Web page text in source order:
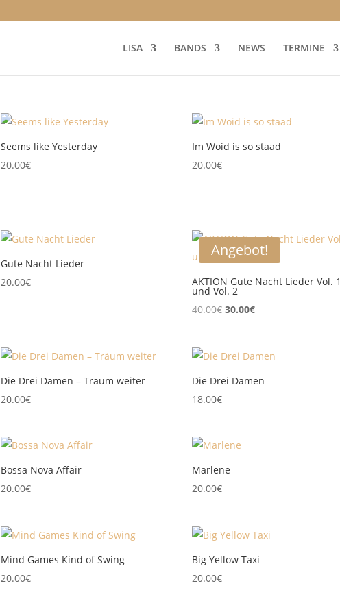
LISA BANDS NEWS TERMINE
Seems like Yesterday
20.00€
Im Woid is so staad
20.00€
Gute Nacht Lieder
20.00€
Angebot!
AKTION Gute Nacht Lieder Vol. 1
und Vol. 2
40.00€ Ursprünglicher
40.00€
30.00€Aktueller
30.00€.
Die Drei Damen – Träum weiter
20.00€
Die Drei Damen
18.00€
Bossa Nova Affair
20.00€
Marlene
20.00€
Mind Games Kind of Swing
20.00€
Big Yellow Taxi
20.00€